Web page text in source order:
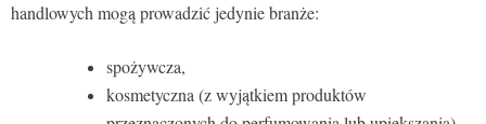
handlowych mogą prowadzić jedynie branże:
spożywcza,
kosmetyczna (z wyjątkiem produktów